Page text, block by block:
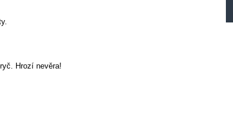
Hrozí nevěra!